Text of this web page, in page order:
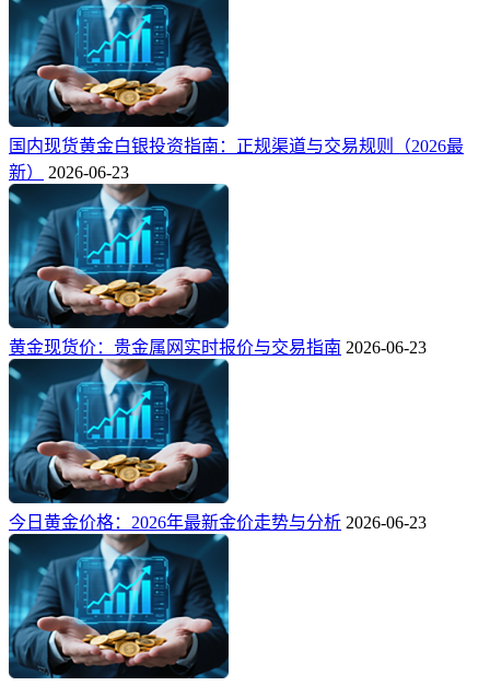
国内现货黄金白银投资指南：正规渠道与交易规则（2026最
新）
2026-06-23
黄金现货价：贵金属网实时报价与交易指南 2026-06-23
今日黄金价格：2026年最新金价走势与分析 2026-06-23